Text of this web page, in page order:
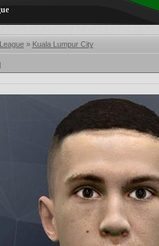
» Kuala Lumpur City